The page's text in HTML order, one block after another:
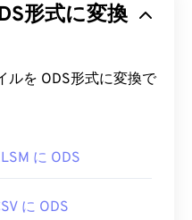
形式に変換
ルを ODS形式に変換で
に ODS
に ODS